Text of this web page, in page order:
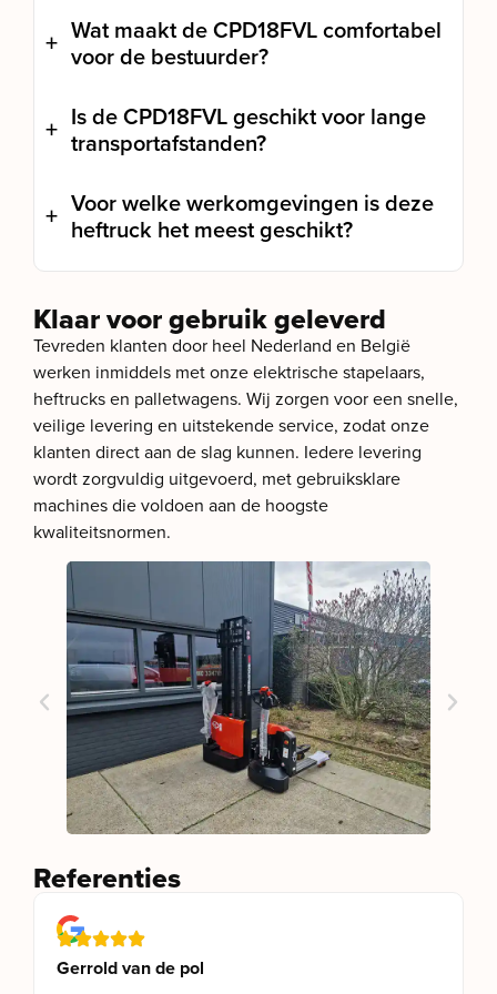
Wat maakt de CPD18FVL comfortabel
voor de bestuurder?
Is de CPD18FVL geschikt voor lange
transportafstanden?
Voor welke werkomgevingen is deze
heftruck het meest geschikt?
Klaar voor gebruik geleverd
Tevreden klanten door heel Nederland en België
werken inmiddels met onze elektrische stapelaars,
heftrucks en palletwagens. Wij zorgen voor een snelle,
veilige levering en uitstekende service, zodat onze
klanten direct aan de slag kunnen. Iedere levering
wordt zorgvuldig uitgevoerd, met gebruiksklare
machines die voldoen aan de hoogste
kwaliteitsnormen.
Referenties
Gerrold van de pol